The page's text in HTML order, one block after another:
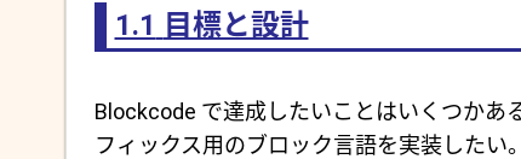
1.1 目標と設計
Blockcode で達成したいことはいくつかあ
フィックス用のブロック言語を実装した